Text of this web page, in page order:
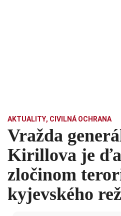
AKTUALITY, CIVILNÁ OCHRANA
Vražda
Kirillova je
zločinom
kyjevského